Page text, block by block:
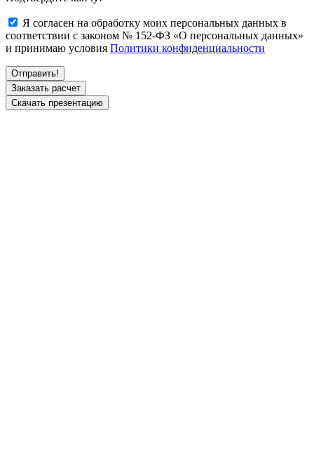
Я согласен на обработку моих персональных данных в
соответствии с законом № 152-ФЗ «О персональных данных»
и принимаю условия Политики конфиденциальности
Заказать расчет
Скачать презентацию